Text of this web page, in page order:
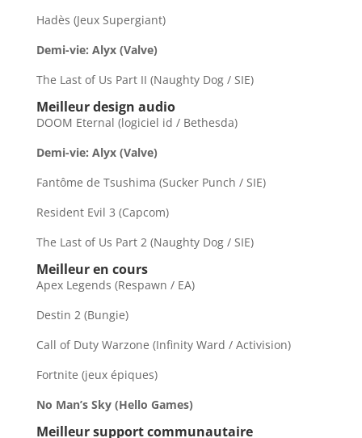
Hadès (Jeux Supergiant)
Demi-vie: Alyx (Valve)
The Last of Us Part II (Naughty Dog / SIE)
Meilleur design audio
DOOM Eternal (logiciel id / Bethesda)
Demi-vie: Alyx (Valve)
Fantôme de Tsushima (Sucker Punch / SIE)
Resident Evil 3 (Capcom)
The Last of Us Part 2 (Naughty Dog / SIE)
Meilleur en cours
Apex Legends (Respawn / EA)
Destin 2 (Bungie)
Call of Duty Warzone (Infinity Ward / Activision)
Fortnite (jeux épiques)
No Man’s Sky (Hello Games)
Meilleur support communautaire